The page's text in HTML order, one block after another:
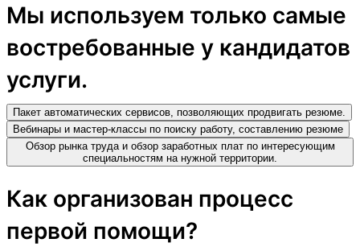
Мы используем только самые
востребованные у кандидатов
услуги.
Пакет автоматических сервисов, позволяющих продвигать резюме.
Вебинары и мастер-классы по поиску работу, составлению резюме
Обзор рынка труда и обзор заработных плат по интересующим
специальностям на нужной территории.
Как организован процесс
первой помощи?